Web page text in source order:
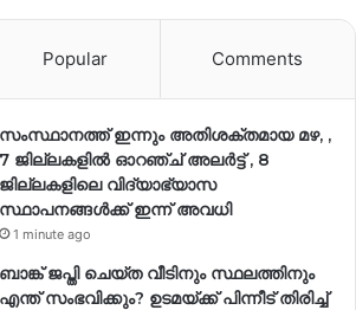
Popular Comments
സംസ്ഥാനത്ത് ഇന്നും അതിശക്തമായ മഴ, ,
7 ജില്ലകളിൽ ഓറഞ്ച് അലർട്ട് , 8
ജില്ലകളിലെ വിദ്യാഭ്യാസ
സ്ഥാപനങ്ങൾക്ക് ഇന്ന് അവധി
1 minute ago
ബാങ്ക് ജപ്തി ചെയ്ത വീടിനും സ്ഥലത്തിനും
എന്ത് സംഭവിക്കും? ഉടമയ്ക്ക് പിന്നീട് തിരിച്ച്